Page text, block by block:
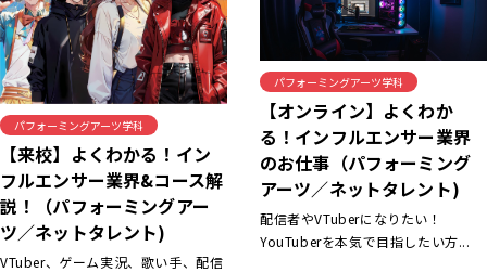
パフォーミングアーツ学科
【来校】よくわかる！イン
フルエンサー業界&コース解
説！（パフォーミングアー
ツ／ネットタレント)
VTuber、ゲーム実況、歌い手、配信
パフォーミングアーツ学科
【オンライン】よくわか
る！インフルエンサー業界
のお仕事（パフォーミング
アーツ／ネットタレント)
配信者やVTuberになりたい！
YouTuberを本気で目指したい方...